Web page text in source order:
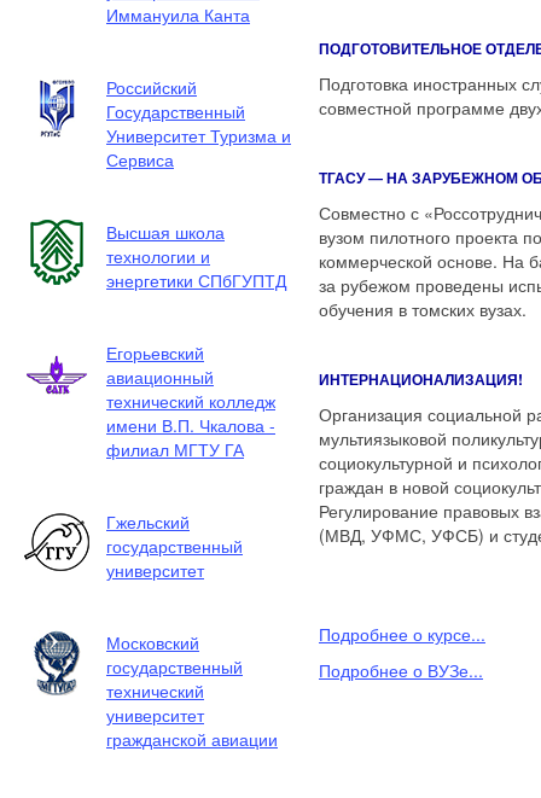
Иммануила Канта
Российский
Государственный
Университет Туризма и
Сервиса
Высшая школа
технологии и
энергетики СПбГУПТД
Егорьевский
авиационный
технический колледж
имени В.П. Чкалова -
филиал МГТУ ГА
Гжельский
государственный
университет
Московский
государственный
технический
университет
гражданской авиации
ПОДГОТОВИТЕЛЬНОЕ
Подготовка иностранных
совместной программе
ТГАСУ — НА ЗАРУБЕЖНОМ
Совместно с
вузом пилотного проекта
коммерческой основе. На
за рубежом проведены
обучения в томских вузах.
ИНТЕРНАЦИОНАЛИЗАЦИЯ!
Организация социальной
мультиязыковой
социокультурной и
граждан в новой
Регулирование правовых
(МВД, УФМС, УФСБ) и
Подробнее о курсе...
Подробнее о ВУЗе...